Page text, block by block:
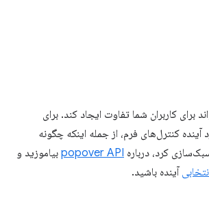
برای کاربران شما تفاوت ایجاد کند. برای
آینده کنترل‌های فرم، از جمله اینکه چگونه
کرد، درباره popover API بیاموزید و
آینده باشید.